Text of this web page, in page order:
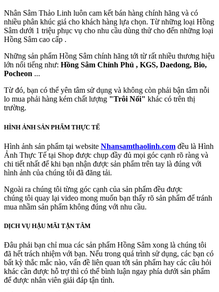
Nhân Sâm Thảo Linh luôn cam kết bán hàng chính hãng và có
nhiều phân khúc giá cho khách hàng lựa chọn. Từ những loại Hồng
Sâm dưới 1 triệu phục vụ cho nhu cầu dùng thử cho đến những loại
Hồng Sâm cao cấp .
Những sản phẩm Hồng Sâm chính hãng tới từ rất nhiều thương hiệu
lớn nổi tiếng như: Hồng Sâm Chính Phủ , KGS, Daedong, Bio,
Pocheon ...
Từ đó, bạn có thể yên tâm sử dụng và không còn phải bận tâm nỗi
lo mua phải hàng kém chất lượng "Trôi Nổi" khác có trên thị
trường.
HÌNH ẢNH SẢN PHẨM THỰC TẾ
Hình ảnh sản phẩm tại website Nhansamthaolinh.com đều là Hình
Ảnh Thực Tế tại Shop được chụp đầy đủ mọi góc cạnh rõ ràng và
chi tiết nhất để khi bạn nhận được sản phẩm trên tay là đúng với
hình ảnh của chúng tôi đã đăng tải.
Ngoài ra chúng tôi từng góc cạnh của sản phẩm đều được
chúng tôi quay lại video mong muốn bạn thấy rõ sản phẩm để tránh
mua nhầm sản phẩm không đúng với nhu cầu.
DỊCH VỤ HẬU MÃI TẬN TÂM
Đâu phải bạn chỉ mua các sản phẩm Hồng Sâm xong là chúng tôi
đã hết trách nhiệm với bạn. Nếu trong quá trình sử dụng, các bạn có
bất kỳ thắc mắc nào, vấn đề liên quan tới sản phẩm hay các câu hỏi
khác cần được hỗ trợ thì có thể bình luận ngay phía dưới sản phẩm
để được nhân viên giải đáp tận tình.